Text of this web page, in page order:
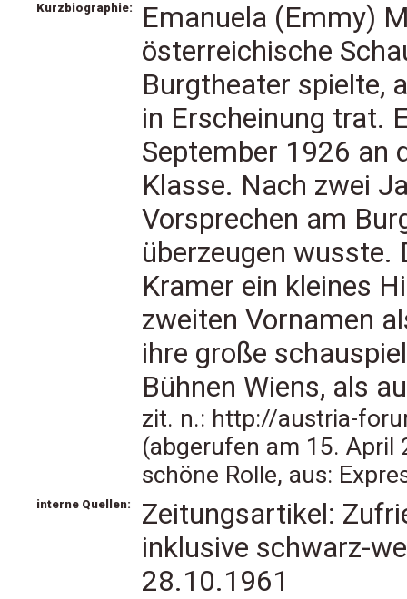
Kurzbiographie:
Emanuela (Emmy)
österreichische
Burgtheater spielte,
in Erscheinung trat.
September 1926 an
Klasse. Nach zwei
Vorsprechen am
überzeugen wusste.
Kramer ein kleines
zweiten Vornamen
ihre große
Bühnen Wiens, als
zit. n.: http://austria-
(abgerufen am 15. April
schöne Rolle, aus:
interne Quellen:
Zeitungsartikel:
inklusive schwarz-
28.10.1961